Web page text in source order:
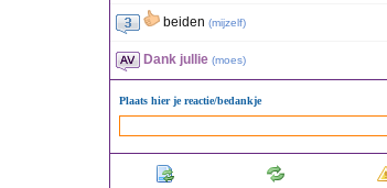
beiden (mijzelf)
Dank jullie (moes)
Plaats hier je reactie/bedankje